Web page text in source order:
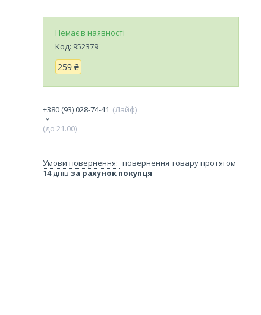
Немає в наявності
Код: 952379
259 ₴
+380 (93) 028-74-41
Лайф
(до 21.00)
повернення товару протягом
14 днів за рахунок покупця